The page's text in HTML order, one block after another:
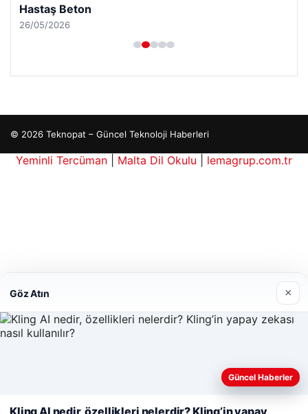
Hastaş Beton
26/05/2026
© 2026 Teknopat – Güncel Teknoloji Haberleri
Web sitemizi nasıl kullandığınızı daha iyi anlayabilmek,
Göz Atın ×
Güncel Haberler
Kling AI nedir, özellikleri nelerdir? Kling’in yapay
Yeminli Tercüman Malta Dil Okulu
lemagrup.com.tr